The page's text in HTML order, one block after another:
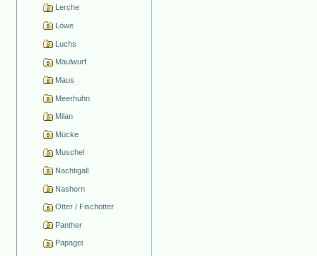
Lerche
Löwe
Luchs
Maulwurf
Maus
Meerhuhn
Milan
Mücke
Muschel
Nachtigall
Nashorn
Otter / Fischotter
Panther
Papagei